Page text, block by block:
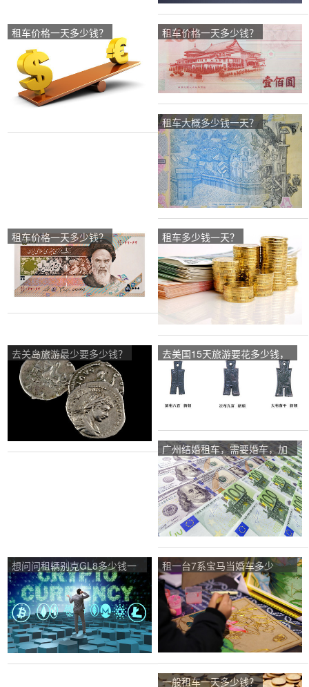
租车价格一天多少钱？ 租车价格一天多少钱？
租车大概多少钱一天？
租车价格一天多少钱？ 租车多少钱一天？
去关岛旅游最少要多少钱？
去美国15天旅游要花多少钱，
现在准备两个人去？
广州结婚租车，需要婚车，加
长林肯或者奔驰S500，多少钱
一天？
想问问租辆别克GL8多少钱一
天，具体租车手续是怎么做
的？
租一台7系宝马当婚车多少
钱？
一般租车一天多少钱？